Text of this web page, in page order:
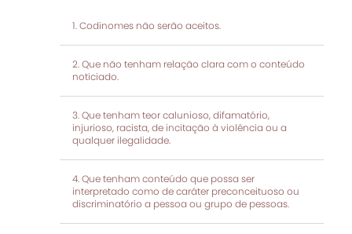
Codinomes não serão aceitos.
Que não tenham relação clara com o conteúdo
noticiado.
Que tenham teor calunioso, difamatório,
injurioso, racista, de incitação à violência ou a
qualquer ilegalidade.
Que tenham conteúdo que possa ser
interpretado como de caráter preconceituoso ou
discriminatório a pessoa ou grupo de pessoas.